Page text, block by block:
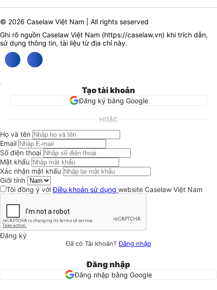
© 2026 Caselaw Việt Nam | All rights seserved
Ghi rõ nguồn Caselaw Việt Nam (https://caselaw.vn) khi trích dẫn,
sử dụng thông tin, tài liệu từ địa chỉ này.
Tạo tài khoản
Đăng ký bằng Google
HOẶC
Họ và tên
Email
Số điện thoại
Mật khẩu
Xác nhận mật khẩu
Giới tính
Tôi đồng ý vớiĐiều khoản sử dụng website Caselaw Việt Nam
Đăng ký
Đã có Tài khoản?Đăng nhập
Đăng nhập
Đăng nhập bằng Google